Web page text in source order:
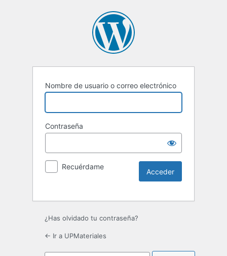
Nombre de usuario o correo electrónico
Contraseña
Recuérdame
¿Has olvidado tu contraseña?
← Ir a UPMateriales